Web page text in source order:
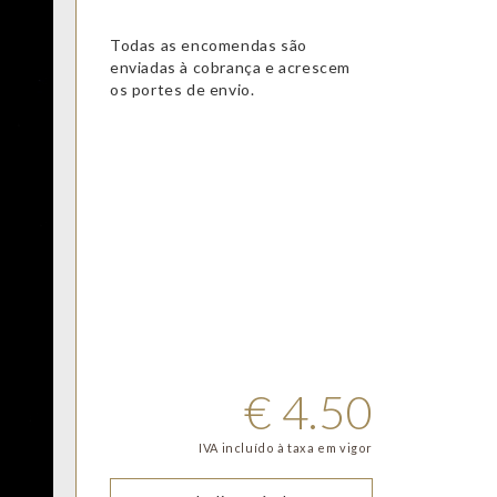
Todas as encomendas são
enviadas à cobrança e acrescem
os portes de envio.
€ 4.50
IVA incluído à taxa em vigor